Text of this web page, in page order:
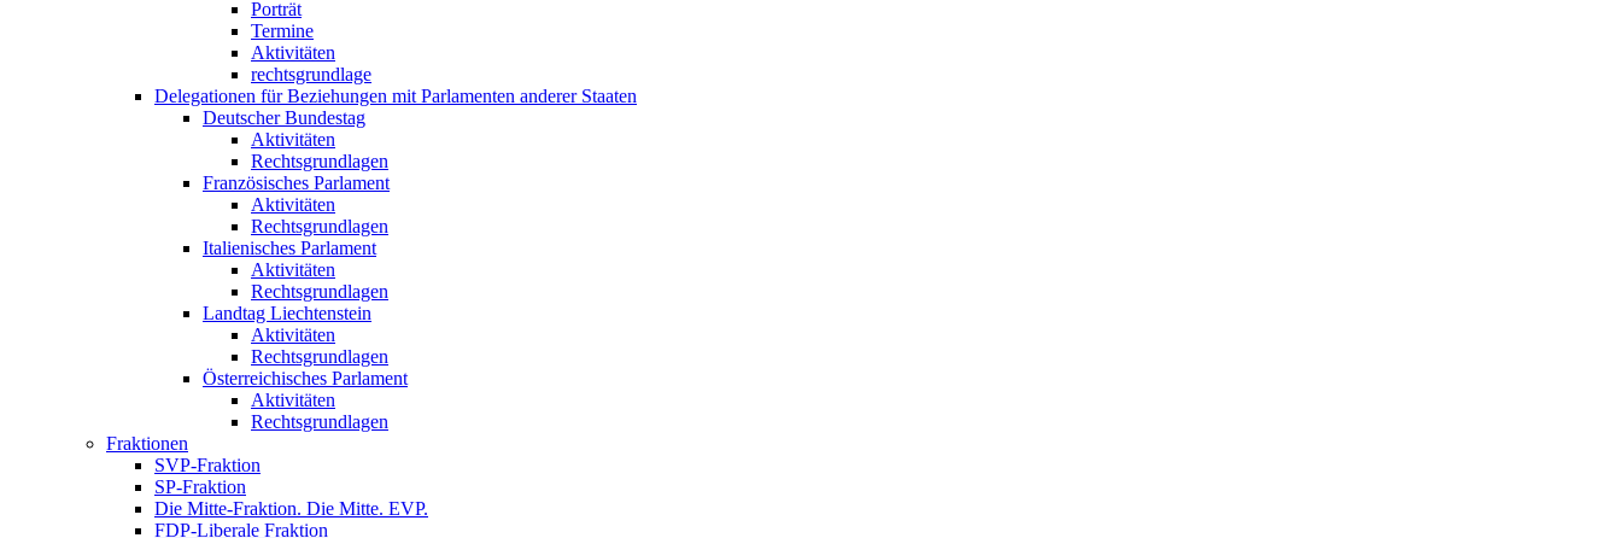
Porträt
Termine
Aktivitäten
rechtsgrundlage
Delegationen für Beziehungen mit Parlamenten anderer Staaten
Deutscher Bundestag
Aktivitäten
Rechtsgrundlagen
Französisches Parlament
Aktivitäten
Rechtsgrundlagen
Italienisches Parlament
Aktivitäten
Rechtsgrundlagen
Landtag Liechtenstein
Aktivitäten
Rechtsgrundlagen
Österreichisches Parlament
Aktivitäten
Rechtsgrundlagen
Fraktionen
SVP-Fraktion
SP-Fraktion
Die Mitte-Fraktion. Die Mitte. EVP.
FDP-Liberale Fraktion